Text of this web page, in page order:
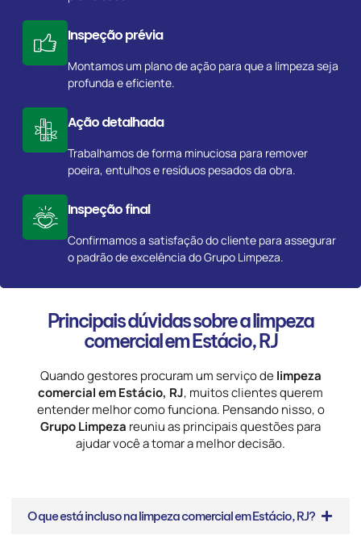
Inspeção prévia
Montamos um plano de ação para que a limpeza seja
profunda e eficiente.
Ação detalhada
Trabalhamos de forma minuciosa para remover
poeira, entulhos e resíduos pesados da obra.
Inspeção final
Confirmamos a satisfação do cliente para assegurar
o padrão de excelência do Grupo Limpeza.
Principais dúvidas sobre a limpeza
comercial em Estácio, RJ
Quando gestores procuram um serviço delimpeza
comercial em Estácio, RJ, muitos clientes querem
entender melhor como funciona. Pensando nisso, o
Grupo Limpeza reuniu as principais questões para
ajudar você a tomar a melhor decisão.
O que está incluso na limpeza comercial em Estácio, RJ?